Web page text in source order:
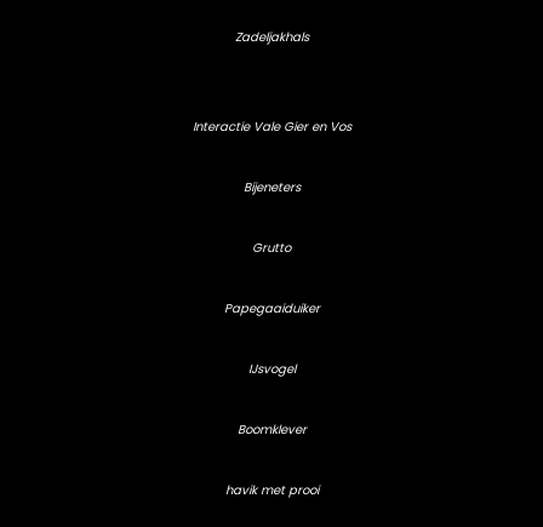
Zadeljakhals
Interactie Vale Gier en Vos
Bijeneters
Grutto
Papegaaiduiker
IJsvogel
Boomklever
havik met prooi